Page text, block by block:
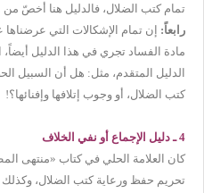
تمام كتب الضلال، فالدليل هنا أخصّ من
رابعاً: إن تمام الإشكالات التي
مادة الفساد تجري في هذا الدليل
الدليل المتقدم، مثل: هل أن السبيل
كتب الضلال، أو وجوب إتلافها وإفنائها؟!
4 ـ دليل الإجماع أو نفي الخلاف
كان العلامة الحلي في كتاب «منتهى
تحريم حفظ ورعاية كتب الضلال،